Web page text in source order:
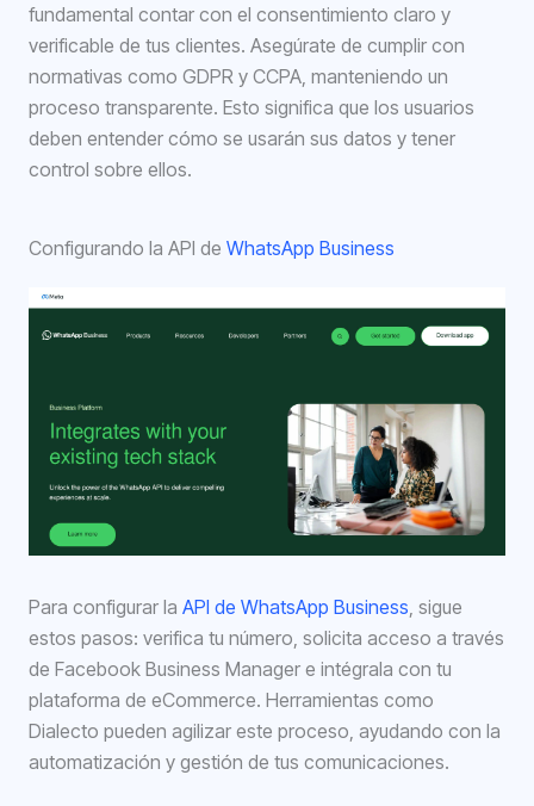
fundamental contar con el consentimiento claro y
verificable de tus clientes. Asegúrate de cumplir con
normativas como GDPR y CCPA, manteniendo un
proceso transparente. Esto significa que los usuarios
deben entender cómo se usarán sus datos y tener
control sobre ellos.
Configurando la API de WhatsApp Business
Para configurar la API de WhatsApp Business, sigue
estos pasos: verifica tu número, solicita acceso a través
de Facebook Business Manager e intégrala con tu
plataforma de eCommerce. Herramientas como
Dialecto pueden agilizar este proceso, ayudando con la
automatización y gestión de tus comunicaciones.